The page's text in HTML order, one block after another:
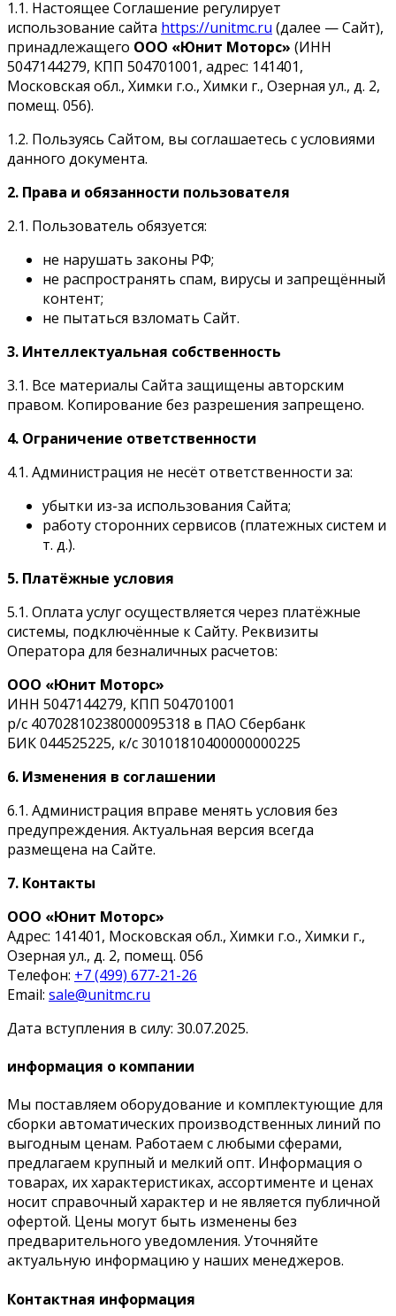
1.1. Настоящее Соглашение регулирует
использование сайта https://unitmc.ru (далее — Сайт),
принадлежащего ООО «Юнит Моторс» (ИНН
5047144279, КПП 504701001, адрес: 141401,
Московская обл., Химки г.о., Химки г., Озерная ул., д. 2,
помещ. 056).
1.2. Пользуясь Сайтом, вы соглашаетесь с условиями
данного документа.
2. Права и обязанности пользователя
2.1. Пользователь обязуется:
не нарушать законы РФ;
не распространять спам, вирусы и запрещённый
контент;
не пытаться взломать Сайт.
3. Интеллектуальная собственность
3.1. Все материалы Сайта защищены авторским
правом. Копирование без разрешения запрещено.
4. Ограничение ответственности
4.1. Администрация не несёт ответственности за:
убытки из-за использования Сайта;
работу сторонних сервисов (платежных систем и
т. д.).
5. Платёжные условия
5.1. Оплата услуг осуществляется через платёжные
системы, подключённые к Сайту. Реквизиты
Оператора для безналичных расчетов:
ООО «Юнит Моторс»
ИНН 5047144279, КПП 504701001
р/с 40702810238000095318 в ПАО Сбербанк
БИК 044525225, к/с 30101810400000000225
6. Изменения в соглашении
6.1. Администрация вправе менять условия без
предупреждения. Актуальная версия всегда
размещена на Сайте.
7. Контакты
ООО «Юнит Моторс»
Адрес: 141401, Московская обл., Химки г.о., Химки г.,
Озерная ул., д. 2, помещ. 056
Телефон: +7 (499) 677-21-26
Email: sale@unitmc.ru
Дата вступления в силу: 30.07.2025.
информация о компании
Мы поставляем оборудование и комплектующие для
сборки автоматических производственных линий по
выгодным ценам. Работаем с любыми сферами,
предлагаем крупный и мелкий опт. Информация о
товарах, их характеристиках, ассортименте и ценах
носит справочный характер и не является публичной
офертой. Цены могут быть изменены без
предварительного уведомления. Уточняйте
актуальную информацию у наших менеджеров.
Контактная информация